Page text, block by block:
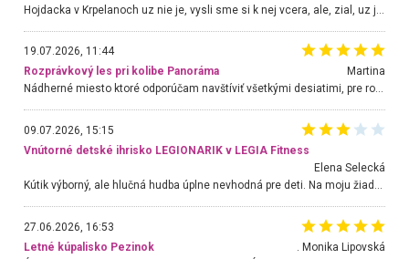
19.07.2026, 11:44
Rozprávkový les pri kolibe Panoráma
Martina
Nádherné miesto ktoré odporúčam navštíviť všetkými desiatimi, pre rodiny s deťmi, dôchodcom... Proste a jednoducho ozaj rozprávkový les.. určite ešte prídeme. Odniesli sme si na pamiatku krásne tričká,
09.07.2026, 15:15
Vnútorné detské ihrisko LEGIONARIK v LEGIA Fitness
Elena Selecká
Kútik výborný, ale hlučná hudba úplne nevhodná pre deti. Na moju žiadosť o aspoň sušenie nereagovali.
27.06.2026, 16:53
Letné kúpalisko Pezinok
. Monika Lipovská